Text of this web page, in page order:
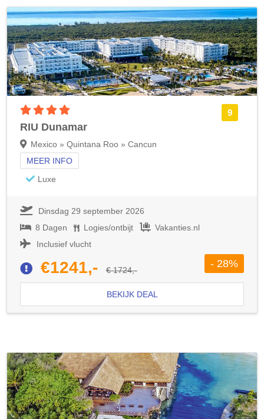
9
RIU Dunamar
Mexico » Quintana Roo » Cancun
MEER INFO
Luxe
Dinsdag 29 september 2026
8 Dagen
Logies/ontbijt
Vakanties.nl
Inclusief vlucht
€1241,- € 1724,-
- 28%
BEKIJK DEAL